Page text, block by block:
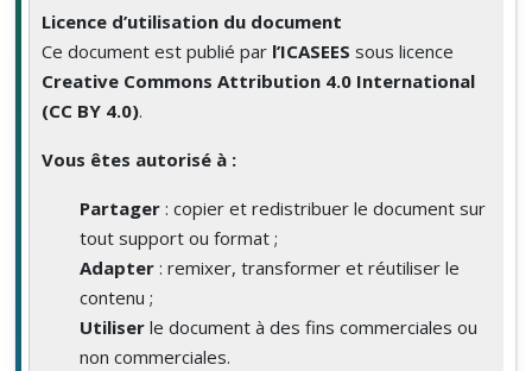
Licence d’utilisation du document
Ce document est publié par l’ICASEES sous licence
Creative Commons Attribution 4.0 International
(CC BY 4.0).
Vous êtes autorisé à :
Partager : copier et redistribuer le document sur
tout support ou format ;
Adapter : remixer, transformer et réutiliser le
contenu ;
Utiliser le document à des fins commerciales ou
non commerciales.